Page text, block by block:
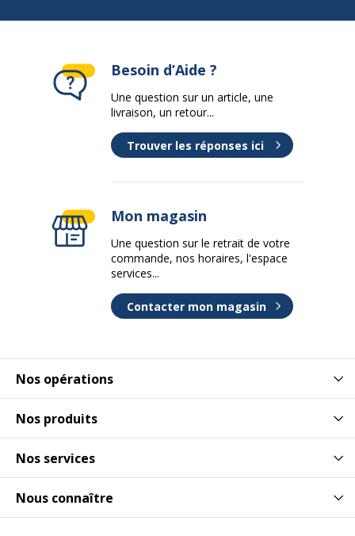
Nos opérations
Nos produits
Nos services
Nous connaître
Besoin d’Aide ?
Une question sur un article, une
livraison, un retour...
Trouver les réponses ici
Mon magasin
Une question sur le retrait de votre
commande, nos horaires, l'espace
services...
Contacter mon magasin